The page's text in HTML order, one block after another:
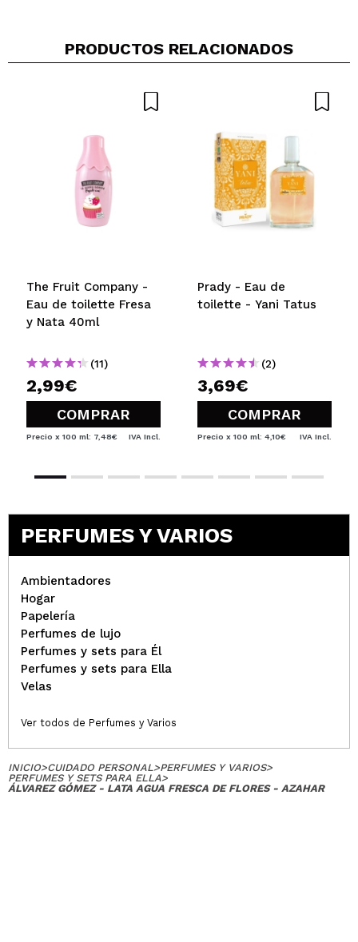
PRODUCTOS RELACIONADOS
The Fruit Company -
Eau de toilette Fresa
y Nata 40ml
(11)
2,99€
COMPRAR
Precio x 100 ml: 7,48€ IVA Incl.
Prady - Eau de
toilette - Yani Tatus
(2)
3,69€
COMPRAR
Precio x 100 ml: 4,10€ IVA Incl.
PERFUMES Y VARIOS
Ambientadores
Hogar
Papelería
Perfumes de lujo
Perfumes y sets para Él
Perfumes y sets para Ella
Velas
Ver todos de Perfumes y Varios
INICIO>CUIDADO PERSONAL>PERFUMES Y VARIOS>
PERFUMES Y SETS PARA ELLA>
ÁLVAREZ GÓMEZ - LATA AGUA FRESCA DE FLORES - AZAHAR